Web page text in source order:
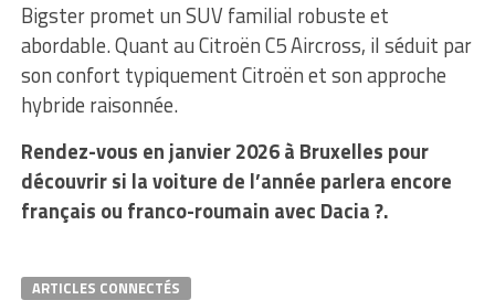
Bigster promet un SUV familial robuste et
abordable. Quant au Citroën C5 Aircross, il séduit par
son confort typiquement Citroën et son approche
hybride raisonnée.
Rendez-vous en janvier 2026 à Bruxelles pour
découvrir si la voiture de l’année parlera encore
français ou franco-roumain avec Dacia ?.
ARTICLES CONNECTÉS